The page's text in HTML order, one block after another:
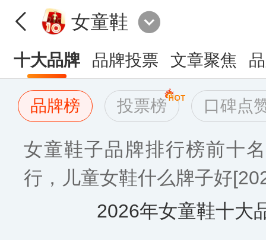
女童鞋
十大品牌 品牌投票 文章聚焦
品牌榜 投票榜 口碑点
女童鞋子品牌排行榜前十
行，儿童女鞋什么牌子好
2026年女童鞋十大